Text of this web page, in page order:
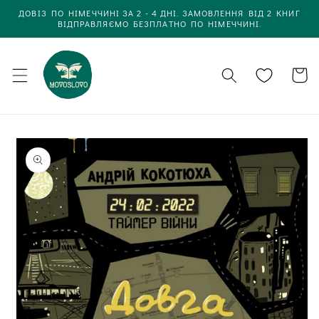
до
вмісту
ДОВІЗ ПО НІМЕЧЧИНІ ЗА 2 - 4 ДНІ. ЗАМОВЛЕННЯ ВІД 2 КНИГ
ВІДПРАВЛЯЄМО БЕЗПЛАТНО ПО НІМЕЧЧИНІ.
Кошик
Одразу до
інформації
про товар